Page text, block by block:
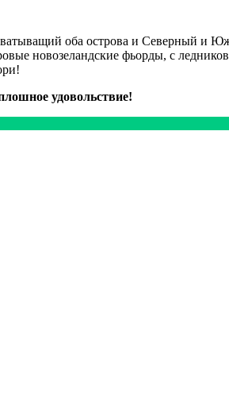
оба острова и Северный
новозеландские фьорды, с
удовольствие!